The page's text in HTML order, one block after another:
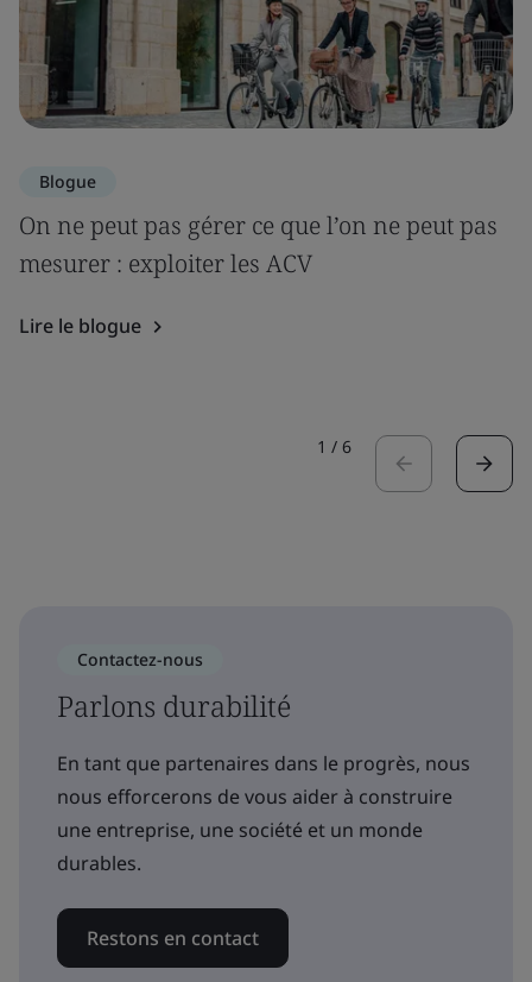
Blogue
On ne peut pas gérer ce que l’on ne peut pas
mesurer : exploiter les ACV
Lire le blogue
1 / 6
Contactez-nous
Parlons durabilité
En tant que partenaires dans le progrès, nous
nous efforcerons de vous aider à construire
une entreprise, une société et un monde
durables.
Restons en contact